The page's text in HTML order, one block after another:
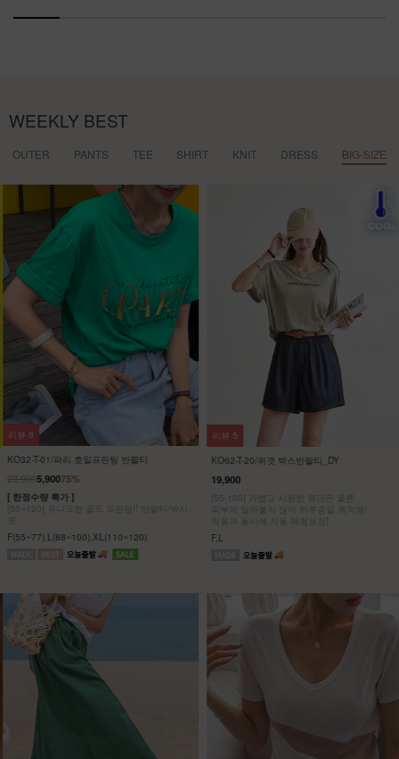
WEEKLY BEST
OUTER PANTS TEE SHIRT KNIT DRESS BIG-SIZE
KO32-T-01/파리 호일프린팅 반팔티
75%
23,9005,900
[ 한정수량 특가 ]
[55~120] 유니크한 골드 프린팅!! 반팔티/박시
F(55~77),L(88~100),XL(110~120)
리뷰 8
KO62-T-20/위겟 박스반팔티_DY
19,900
[55-100] 가볍고 시원한 원단은 물론
F,L
리뷰 5